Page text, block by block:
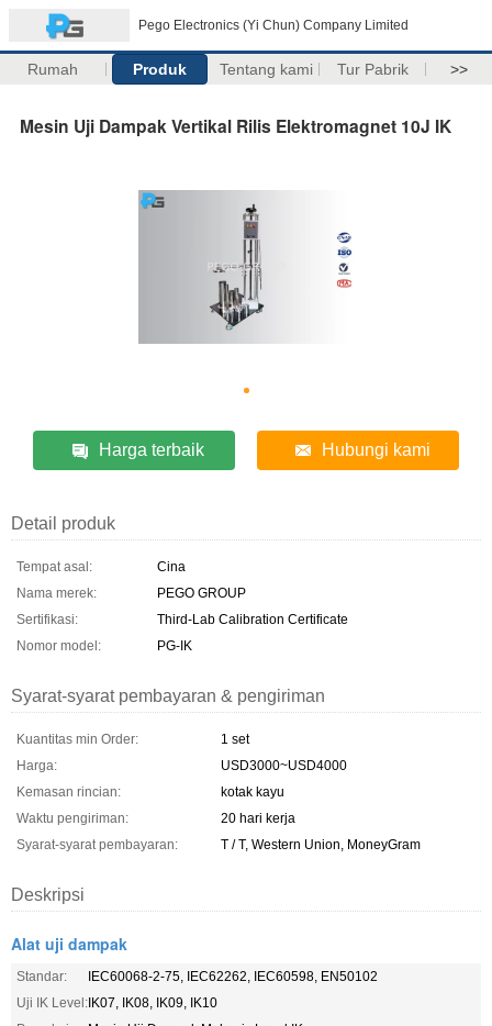
Pego Electronics (Yi Chun) Company Limited
Rumah Produk Tentang kami Tur Pabrik >>
Mesin Uji Dampak Vertikal Rilis Elektromagnet 10J IK
Harga terbaik Hubungi kami
Detail produk
Tempat asal:
Cina
Nama merek:
PEGO GROUP
Sertifikasi:
Third-Lab Calibration Certificate
Nomor model:
PG-IK
Syarat-syarat pembayaran & pengiriman
Kuantitas min Order:
1 set
Harga:
USD3000~USD4000
Kemasan rincian:
kotak kayu
Waktu pengiriman:
20 hari kerja
Syarat-syarat pembayaran:
T / T, Western Union, MoneyGram
Deskripsi
Alat uji dampak
Standar:
IEC60068-2-75, IEC62262, IEC60598, EN50102
Uji IK Level:IK07, IK08, IK09, IK10